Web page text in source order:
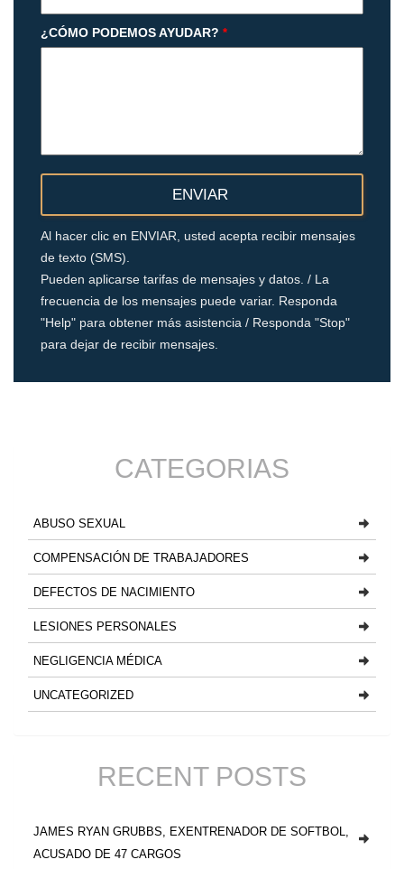
¿CÓMO PODEMOS AYUDAR? *
Al hacer clic en ENVIAR, usted acepta recibir mensajes
de texto (SMS).
Pueden aplicarse tarifas de mensajes y datos. / La
frecuencia de los mensajes puede variar. Responda
"Help" para obtener más asistencia / Responda "Stop"
para dejar de recibir mensajes.
CATEGORIAS
ABUSO SEXUAL
COMPENSACIÓN DE TRABAJADORES
DEFECTOS DE NACIMIENTO
LESIONES PERSONALES
NEGLIGENCIA MÉDICA
UNCATEGORIZED
RECENT POSTS
JAMES RYAN GRUBBS, EXENTRENADOR DE SOFTBOL,
ACUSADO DE 47 CARGOS